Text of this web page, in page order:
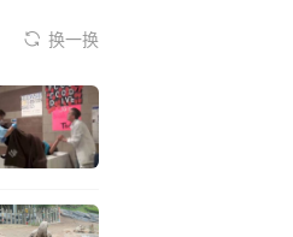
换一换